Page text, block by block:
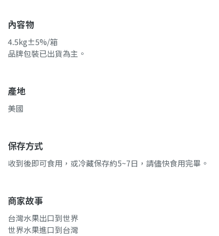
內容物
4.5kg±5%/箱
品牌包裝已出貨為主。
產地
美國
保存方式
收到後即可食用，或冷藏保存約5~7日，請儘快食用完畢。
商家故事
台灣水果出口到世界
世界水果進口到台灣